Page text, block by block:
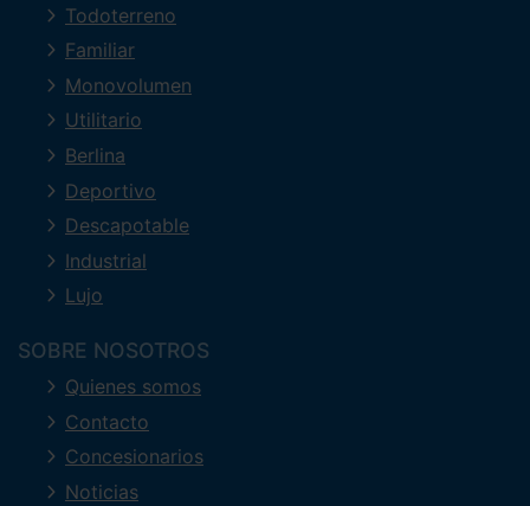
Todoterreno
Familiar
Monovolumen
Utilitario
Berlina
Deportivo
Descapotable
Industrial
Lujo
SOBRE NOSOTROS
Quienes somos
Contacto
Concesionarios
Noticias